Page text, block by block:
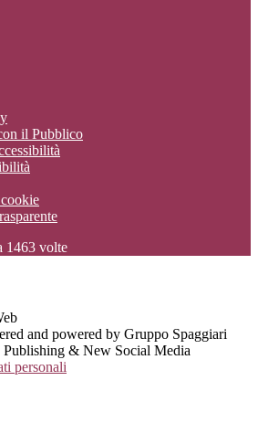
il Pubblico
1463 volte
and powered by Gruppo Spaggiari
& New Social Media
personali